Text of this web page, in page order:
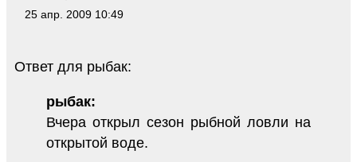
25 апр. 2009 10:49
Ответ для рыбак:
рыбак:
Вчера открыл сезон рыбной ловли на
открытой воде.